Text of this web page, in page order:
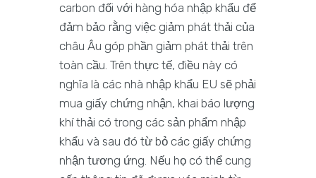
carbon đối với hàng hóa nhập khẩu để
đảm bảo rằng việc giảm phát thải của
châu Âu góp phần giảm phát thải trên
toàn cầu. Trên thực tế, điều này có
nghĩa là các nhà nhập khẩu EU sẽ phải
mua giấy chứng nhận, khai báo lượng
khí thải có trong các sản phẩm nhập
khẩu và sau đó từ bỏ các giấy chứng
nhận tương ứng. Nếu họ có thể cung